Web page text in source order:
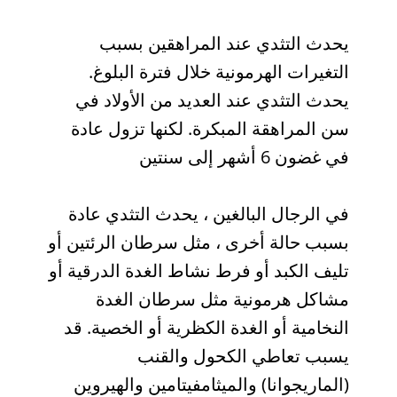
يحدث التثدي عند المراهقين بسبب
التغيرات الهرمونية خلال فترة البلوغ.
يحدث التثدي عند العديد من الأولاد في
سن المراهقة المبكرة. لكنها تزول عادة
في غضون 6 أشهر إلى سنتين
في الرجال البالغين ، يحدث التثدي عادة
بسبب حالة أخرى ، مثل سرطان الرئتين أو
تليف الكبد أو فرط نشاط الغدة الدرقية أو
مشاكل هرمونية مثل سرطان الغدة
النخامية أو الغدة الكظرية أو الخصية. قد
يسبب تعاطي الكحول والقنب
(الماريجوانا) والميثامفيتامين والهيروين